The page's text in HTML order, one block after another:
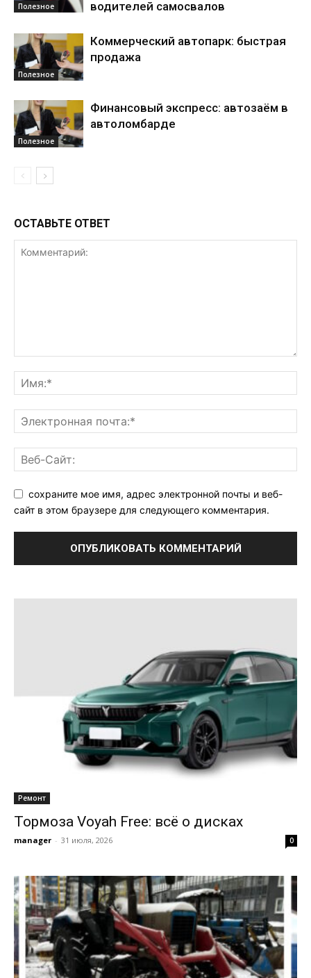
Полезное
водителей самосвалов
Полезное
Коммерческий автопарк: быстрая
продажа
Полезное
Финансовый экспресс: автозаём в
автоломбарде
ОСТАВЬТЕ ОТВЕТ
сохраните мое имя, адрес электронной почты и веб-
сайт в этом браузере для следующего комментария.
Ремонт
Тормоза Voyah Free: всё о дисках
manager - 31 июля, 2026 0